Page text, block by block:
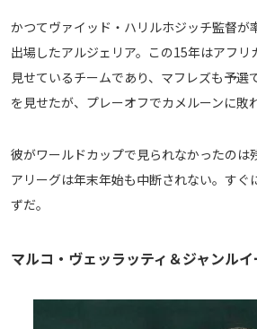
かつてヴァイッド・ハリルホジッチ監督が
出場したアルジェリア。この15年はアフリ
見せているチームであり、マフレズも予選
を見せたが、プレーオフでカメルーンに敗
彼がワールドカップで見られなかったのは
アリーグは年末年始も中断されない。すぐ
ずだ。
マルコ・ヴェッラッティ＆ジャンル